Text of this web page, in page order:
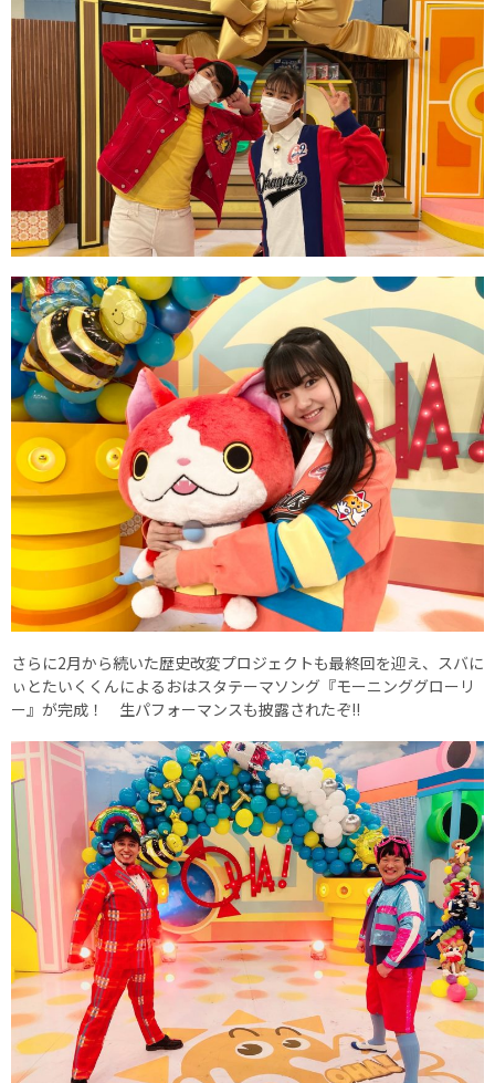
さらに2月から続いた歴史改変プロジェクトも最終回を迎え、スバに
ぃとたいくくんによるおはスタテーマソング『モーニンググローリ
ー』が完成！ 生パフォーマンスも披露されたぞ!!